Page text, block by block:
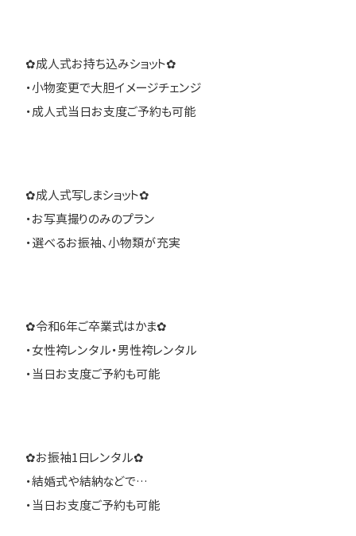
✿成人式お持ち込みショット✿
・小物変更で大胆イメージチェンジ
・成人式当日お支度ご予約も可能
✿成人式写しまショット✿
・お写真撮りのみのプラン
・選べるお振袖、小物類が充実
✿令和6年ご卒業式はかま✿
・女性袴レンタル・男性袴レンタル
・当日お支度ご予約も可能
✿お振袖1日レンタル✿
・結婚式や結納などで…
・当日お支度ご予約も可能